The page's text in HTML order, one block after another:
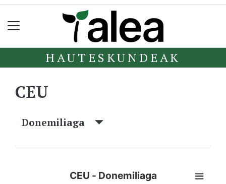
HAUTESKUNDEAK
CEU
Donemiliaga
CEU - Donemiliaga